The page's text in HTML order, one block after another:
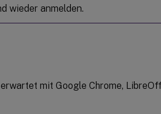
wieder anmelden.
mit Google Chrome,